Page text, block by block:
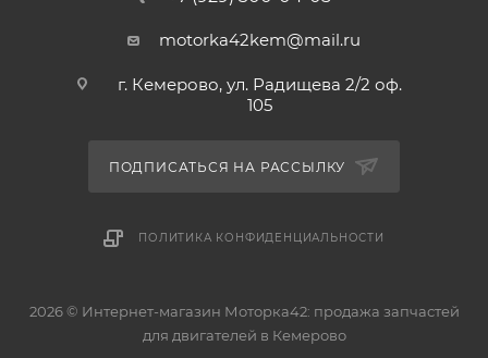
0W020, 13301-0W010, 131010W020, 133010W010
Аналоги поршневых колец: 13011-51030, 13011-51031,
1301151040, 36034STD
motorka42kem@mail.ru
г. Кемерово, ул. Радищева 2/2 оф.
105
ПОДПИСАТЬСЯ НА РАССЫЛКУ
ПОЛИТИКА КОНФИДЕНЦИАЛЬНОСТИ
2026 © Интернет-магазин Моторка42: продажа запчастей
для двигателей в Кемерово